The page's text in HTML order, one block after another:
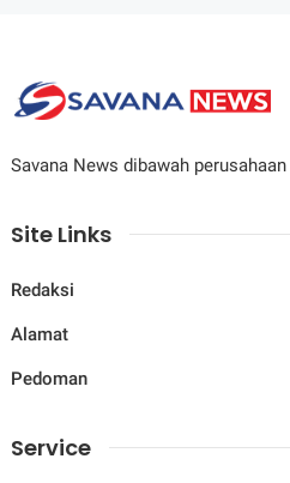
Savana News dibawah
Site Links
Redaksi
Alamat
Pedoman
Service